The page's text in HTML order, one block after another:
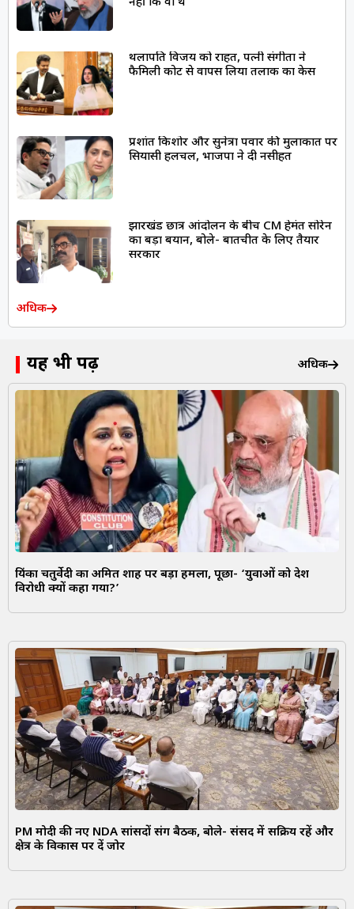
थलापति विजय को राहत, पत्नी संगीता ने
फैमिली कोर्ट से वापस लिया तलाक का केस
प्रशांत किशोर और सुनेत्रा पवार की मुलाकात पर
सियासी हलचल, भाजपा ने दी नसीहत
झारखंड छात्र आंदोलन के बीच CM हेमंत सोरेन
का बड़ा बयान, बोले- बातचीत के लिए तैयार
सरकार
अधिक
यह भी पढ़ें अधिक
प्रियंका चतुर्वेदी का अमित शाह पर बड़ा हमला, पूछा- ‘युवाओं को देश
विरोधी क्यों कहा गया?’
PM मोदी की नए NDA सांसदों संग बैठक, बोले- संसद में सक्रिय रहें और
क्षेत्र के विकास पर दें जोर